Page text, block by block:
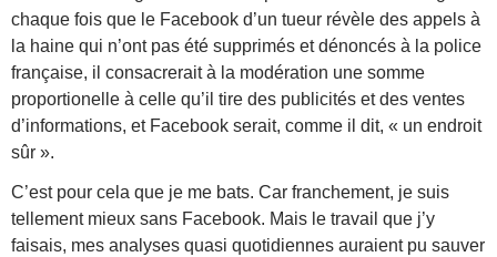
chaque fois que le Facebook d’un tueur révèle des appels à
la haine qui n’ont pas été supprimés et dénoncés à la police
française, il consacrerait à la modération une somme
proportionelle à celle qu’il tire des publicités et des ventes
d’informations, et Facebook serait, comme il dit, « un endroit
sûr ».
C’est pour cela que je me bats. Car franchement, je suis
tellement mieux sans Facebook. Mais le travail que j’y
faisais, mes analyses quasi quotidiennes auraient pu sauver